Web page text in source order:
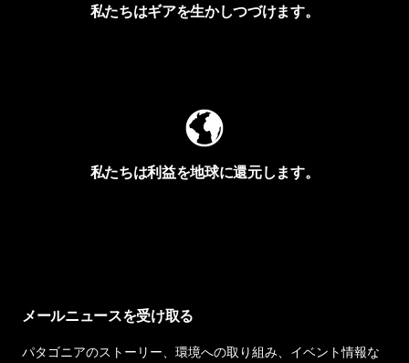
私たちはギアを生かしつづけます。
私たちは利益を地球に還元します。
メールニュースを受け取る
パタゴニアのストーリー、環境への取り組み、イベント情報な